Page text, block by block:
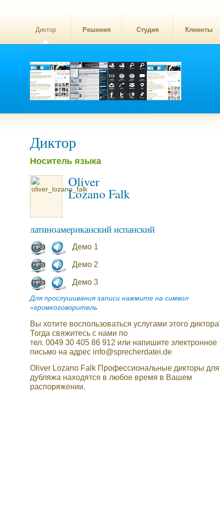
Диктор Решения Студия Клиенты
Диктор
Носитель языка
Oliver
Lozano Falk
латиноамериканский испанский
Демо 1
Демо 2
Демо 3
Для прослушивания записи нажмите на символ
«громкоговоритель
Вы хотите воспользоваться услугами этого
Тогда свяжитесь с нами по
тел. 0049 30 405 86 912 или напишите электронное
письмо на адрес info@sprecherdatei.de
Oliver Lozano Falk Профессиональные дикторы для
дубляжа находятся в любое время в Вашем
распоряжении.